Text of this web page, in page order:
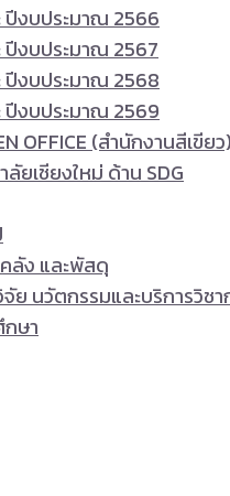
งบประมาณ 2566
งบประมาณ 2567
งบประมาณ 2568
งบประมาณ 2569
OFFICE (สำนักงานสีเขีย
ยเชียงใหม่ ด้าน SDG
ลัง และพัสดุ
ย นวัตกรรมและบริการวิชา
ษา